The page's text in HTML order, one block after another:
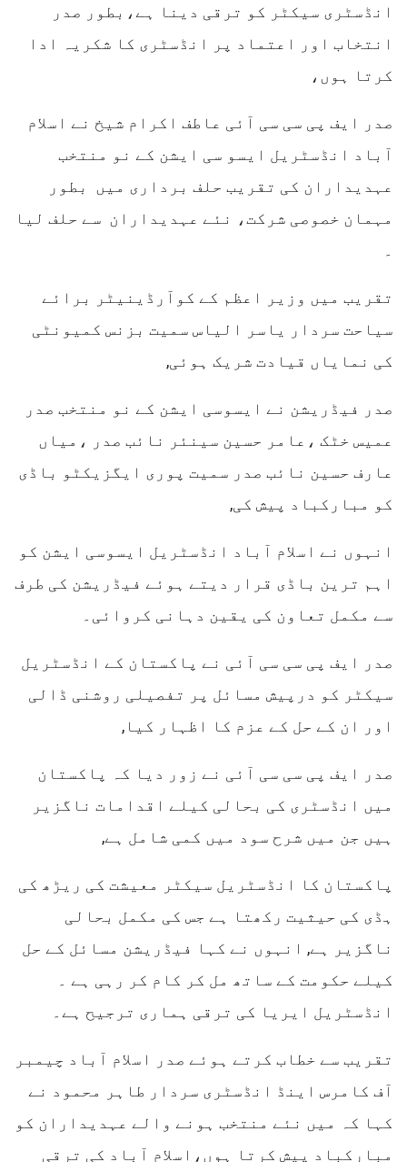
انڈسٹری سیکٹر کو ترقی دینا ہے،بطور صدر
انتخاب اور اعتماد پر انڈسٹری کا شکریہ ادا
کرتا ہوں،
صدر ایف پی سی سی آئی عاطف اکرام شیخ نے اسلام
آباد انڈسٹریل ایسو سی ایشن کے نو منتخب
عہدیداران کی تقریب حلف برداری میں بطور
مہمان خصوصی شرکت، نئے عہدیداران سے حلف لیا
تقریب میں وزیر اعظم کے کوآرڈینیٹر برائے
سیاحت سردار یاسر الیاس سمیت بزنس کمیونٹی
کی نمایاں قیادت شریک ہوئی,
صدر فیڈریشن نے ایسوسی ایشن کے نو منتخب صدر
عمیس خٹک ،عامر حسین سینئر نائب صدر ،میاں
عارف حسین نائب صدر سمیت پوری ایگزیکٹو باڈی
کو مبارکباد پیش کی,
انہوں نے اسلام آباد انڈسٹریل ایسوسی ایشن کو
اہم ترین باڈی قرار دیتے ہوئے فیڈریشن کی طرف
سے مکمل تعاون کی یقین دہانی کروائی۔
صدر ایف پی سی سی آئی نے پاکستان کے انڈسٹریل
سیکٹر کو درپیش مسائل پر تفصیلی روشنی ڈالی
اور ان کے حل کے عزم کا اظہار کیا,
صدر ایف پی سی سی آئی نے زور دیا کہ پاکستان
میں انڈسٹری کی بحالی کیلے اقدامات ناگزیر
ہیں جن میں شرح سود میں کمی شامل ہے,
پاکستان کا انڈسٹریل سیکٹر معیشت کی ریڑھ کی
ہڈی کی حیثیت رکھتا ہے جس کی مکمل بحالی
ناگزیر ہے, انہوں نے کہا فیڈریشن مسائل کے حل
کیلے حکومت کے ساتھ مل کر کام کر رہی ہے ۔
انڈسٹریل ایریا کی ترقی ہماری ترجیح ہے۔
تقریب سے خطاب کرتے ہوئے صدر اسلام آباد چیمبر
آف کامرس اینڈ انڈسٹری سردار طاہر محمود نے
کہا کہ میں نئے منتخب ہونے والے عہدیداران کو
مبارکباد پیش کرتا ہوں،اسلام آباد کی ترقی